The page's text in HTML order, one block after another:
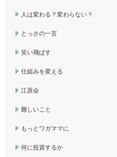
人は変わる？変わらない？
とっさの一言
笑い飛ばす
仕組みを変える
江原会
難しいこと
もっとワガママに
何に投資するか